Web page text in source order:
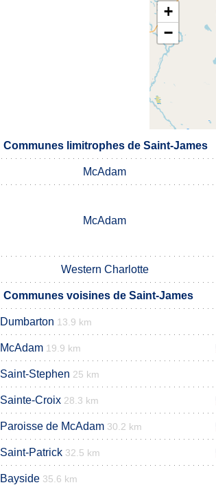
+
−
Communes limitrophes de Saint-James
McAdam
McAdam
Western Charlotte
Communes voisines de Saint-James
Dumbarton 13.9 km
McAdam 19.9 km
Saint-Stephen 25 km
Sainte-Croix 28.3 km
Paroisse de McAdam 30.2 km
Saint-Patrick 32.5 km
Bayside 35.6 km